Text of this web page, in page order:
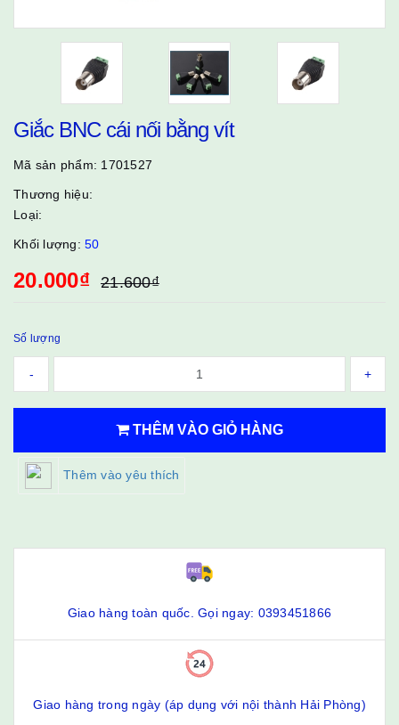
Giắc BNC cái nối bằng vít
Mã sản phẩm: 1701527
Thương hiệu:
Loại:
Khối lượng: 50
20.000₫ 21.600₫
Số lượng
- +
THÊM VÀO GIỎ HÀNG
Thêm vào yêu thích
Giao hàng toàn quốc. Gọi ngay: 0393451866
Giao hàng trong ngày (áp dụng với nội thành Hải Phòng)